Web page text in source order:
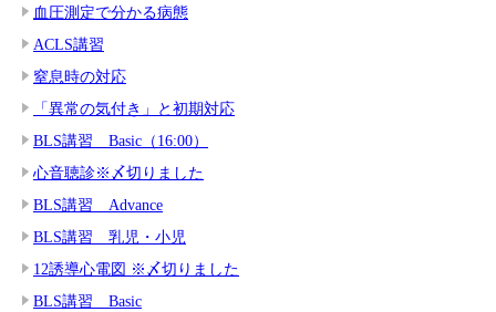
血圧測定で分かる病態
ACLS講習
窒息時の対応
「異常の気付き」と初期対応
BLS講習 Basic（16:00）
心音聴診※〆切りました
BLS講習 Advance
BLS講習 乳児・小児
12誘導心電図 ※〆切りました
BLS講習 Basic